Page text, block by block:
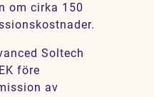
om cirka 150
Soltech
före
av